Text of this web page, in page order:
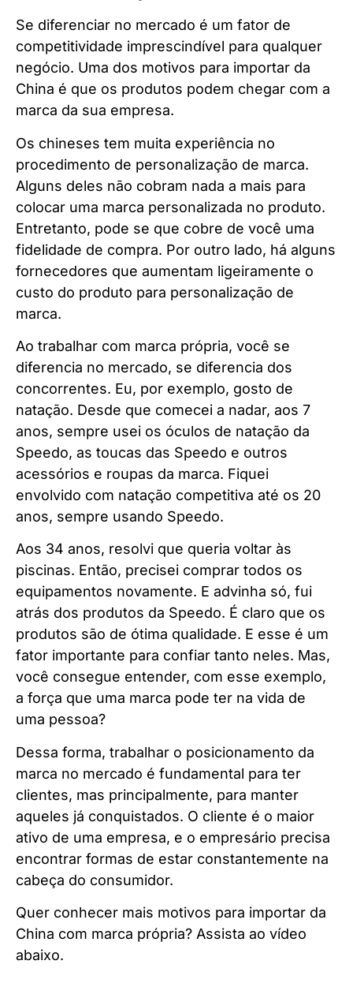
Se diferenciar no mercado é um fator de
competitividade imprescindível para qualquer
negócio. Uma dos motivos para importar da
China é que os produtos podem chegar com a
marca da sua empresa.
Os chineses tem muita experiência no
procedimento de personalização de marca.
Alguns deles não cobram nada a mais para
colocar uma marca personalizada no produto.
Entretanto, pode se que cobre de você uma
fidelidade de compra. Por outro lado, há alguns
fornecedores que aumentam ligeiramente o
custo do produto para personalização de
marca.
Ao trabalhar com marca própria, você se
diferencia no mercado, se diferencia dos
concorrentes. Eu, por exemplo, gosto de
natação. Desde que comecei a nadar, aos 7
anos, sempre usei os óculos de natação da
Speedo, as toucas das Speedo e outros
acessórios e roupas da marca. Fiquei
envolvido com natação competitiva até os 20
anos, sempre usando Speedo.
Aos 34 anos, resolvi que queria voltar às
piscinas. Então, precisei comprar todos os
equipamentos novamente. E advinha só, fui
atrás dos produtos da Speedo. É claro que os
produtos são de ótima qualidade. E esse é um
fator importante para confiar tanto neles. Mas,
você consegue entender, com esse exemplo,
a força que uma marca pode ter na vida de
uma pessoa?
Dessa forma, trabalhar o posicionamento da
marca no mercado é fundamental para ter
clientes, mas principalmente, para manter
aqueles já conquistados. O cliente é o maior
ativo de uma empresa, e o empresário precisa
encontrar formas de estar constantemente na
cabeça do consumidor.
Quer conhecer mais motivos para importar da
China com marca própria? Assista ao vídeo
abaixo.